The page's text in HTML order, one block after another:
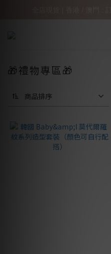
🎁禮物專區🎁
商品排序